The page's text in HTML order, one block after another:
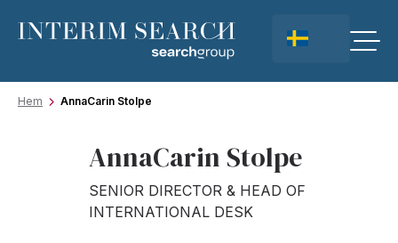
Hem AnnaCarin Stolpe
AnnaCarin Stolpe
SENIOR DIRECTOR & HEAD OF
INTERNATIONAL DESK